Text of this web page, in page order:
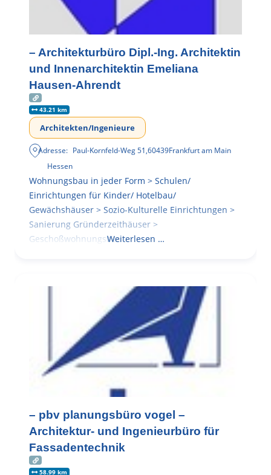
– Architekturbüro Dipl.-Ing. Architektin
und Innenarchitektin Emeliana
Hausen-Ahrendt
43.21 km
Architekten/Ingenieure
Adresse: Paul-Kornfeld-Weg 51,60439Frankfurt am Main
Hessen
Wohnungsbau in jeder Form > Schulen/
Einrichtungen für Kinder/ Hotelbau/
Gewächshäuser > Sozio-Kulturelle Einrichtungen >
Sanierung Gründerzeithäuser >
GeschoßwohnungsbauWeiterlesen …
– pbv planungsbüro vogel –
Architektur- und Ingenieurbüro für
Fassadentechnik
58.99 km